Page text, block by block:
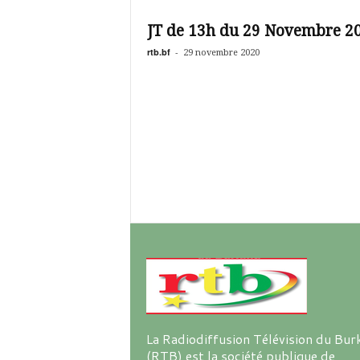
i
JT de 13h du 29 Novembre
rtb.bf - 29 novembre 2020
La Radiodiffusion Télévision du
(RTB) est la société publique de